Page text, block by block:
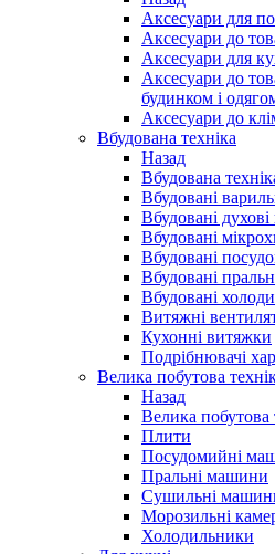
Аксесуари для
Аксесуари до
Аксесуари для
Аксесуари до
будинком і
Аксесуари до
Вбудована техніка
Назад
Вбудована
Вбудовані
Вбудовані
Вбудовані
Вбудовані
Вбудовані
Вбудовані
Витяжні
Кухонні витяжки
Подрібнювачі
Велика побутова
Назад
Велика побутова
Плити
Посудомийні
Пральні машини
Сушильні
Морозильні
Холодильники